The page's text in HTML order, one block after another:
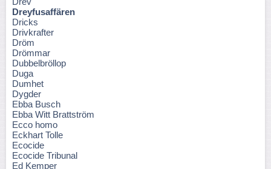
Dreyfusaffären
Dricks
Drivkrafter
Dröm
Drömmar
Dubbelbröllop
Duga
Dumhet
Dygder
Ebba Busch
Ebba Witt Brattström
Ecco homo
Eckhart Tolle
Ecocide
Ecocide Tribunal
Ed Kemper